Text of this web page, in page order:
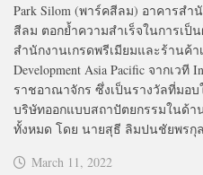
Park Silom (พาร์คสีลม) อาคารส
สีลม ตอกย้ำความสำเร็จในการเ
สำนักงานเกรดพรีเมียมและร้านค้
Development Asia Pacific จากเวที
ราชอาณาจักร ซึ่งเป็นรางวัลที่มอ
บริษัทออกแบบสถาปัตยกรรมในด้า
ทั้งหมด โดย นายสุธี ลิมปนชัยพรกุ
March 11, 2022